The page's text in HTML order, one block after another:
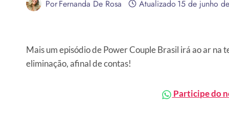
PorFernanda De Rosa Atualizado15 de junho
Mais um episódio de Power Couple Brasil irá ao ar
eliminação, afinal de contas!
Participe do